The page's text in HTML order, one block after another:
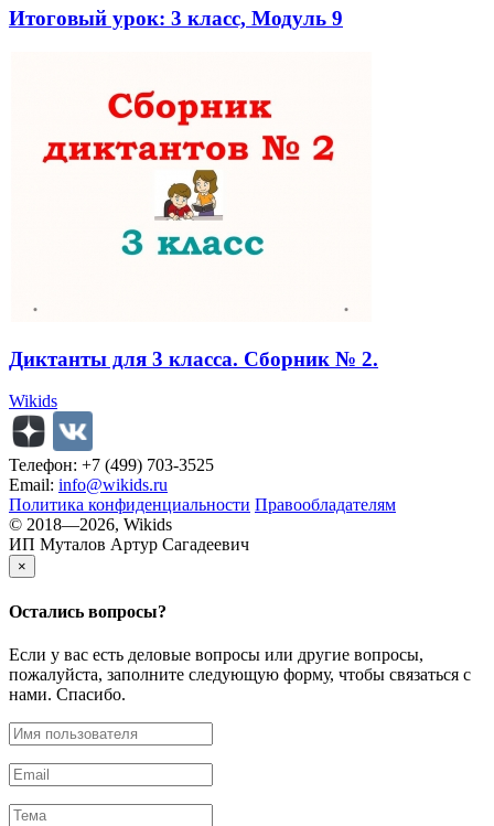
Итоговый урок: 3 класс, Модуль 9
Диктанты для 3 класса. Сборник № 2.
Wikids
Телефон: +7 (499) 703-3525
Email: info@wikids.ru
Политика конфиденциальности Правообладателям
© 2018—2026, Wikids
ИП Муталов Артур Сагадеевич
×
Остались вопросы?
Если у вас есть деловые вопросы или другие вопросы,
пожалуйста, заполните следующую форму, чтобы связаться с
нами. Спасибо.